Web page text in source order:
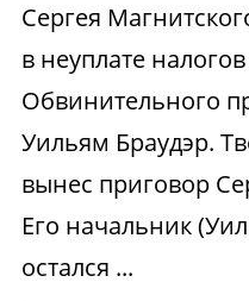
Сергея
в неуплате
Обвинительного
Уильям Браудэр.
вынес приговор
Его начальник
остался ...